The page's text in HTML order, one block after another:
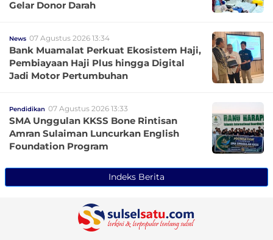
Gelar Donor Darah
News 07 Agustus 2026 13:34
Bank Muamalat Perkuat Ekosistem Haji,
Pembiayaan Haji Plus hingga Digital
Jadi Motor Pertumbuhan
Pendidikan 07 Agustus 2026 13:33
SMA Unggulan KKSS Bone Rintisan
Amran Sulaiman Luncurkan English
Foundation Program
Indeks Berita